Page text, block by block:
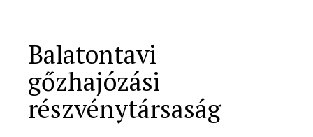
Balatontavi
gőzhajózási
részvénytársaság